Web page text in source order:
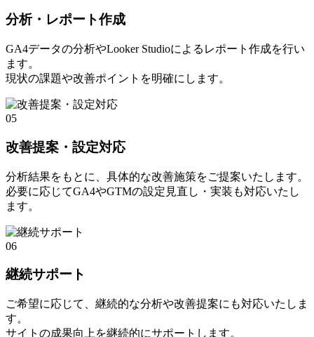
分析・レポート作成
GA4データの分析やLooker Studioによるレポート作成を行い
ます。
現状の課題や改善ポイントを明確にします。
05
改善提案・設定対応
分析結果をもとに、具体的な改善施策をご提案いたします。
必要に応じてGA4やGTMの設定見直し・実装も対応いたし
ます。
06
継続サポート
ご希望に応じて、継続的な分析や改善提案にも対応いたしま
す。
サイトの成果向上を継続的にサポートします。